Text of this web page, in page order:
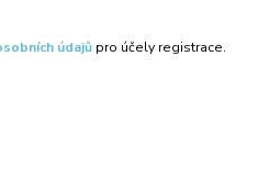
údajůpro účely registrace.